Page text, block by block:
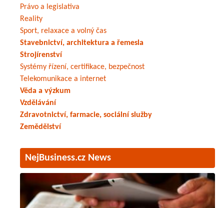
Právo a legislativa
Reality
Sport, relaxace a volný čas
Stavebnictví, architektura a řemesla
Strojírenství
Systémy řízení, certifikace, bezpečnost
Telekomunikace a internet
Věda a výzkum
Vzdělávání
Zdravotnictví, farmacie, sociální služby
Zemědělství
NejBusiness.cz News